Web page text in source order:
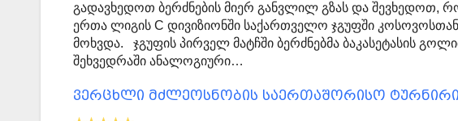
გადავხედოთ ბერძნების მიერ განვლილ გზას და შევხედოთ,
ერთა ლიგის C დივიზიონში საქართველო ჯგუფში
მოხვდა. ჯგუფის პირველ მატჩში ბერძნებმა ბაკასეტასის
შეხვედრაში ანალოგიური…
ვერცხლი მძლეოსნობის საერთაშორისო